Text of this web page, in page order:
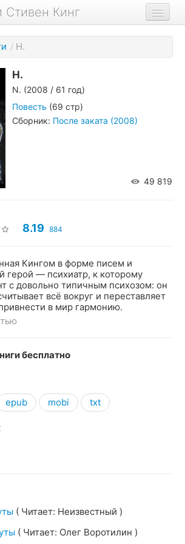
Стивен Кинг
/ Н.
Н.
N. (2008 / 61 год)
Повесть (69 стр)
Сборник: После заката (2008)
49 819
8.19 884
Кингом в форме писем и
герой — психиатр, к которому
с довольно типичным психозом: он
всё вокруг и переставляет
в мир гармонию.
бесплатно
epub mobi txt
( Читает: Неизвестный )
( Читает: Олег Воротилин )